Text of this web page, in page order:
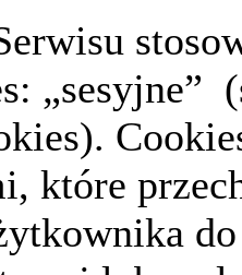
„sesyjne”
które